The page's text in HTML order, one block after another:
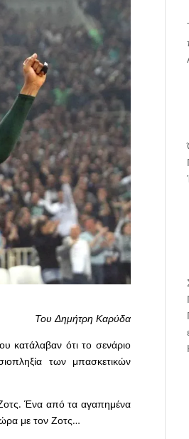
Του Δημήτρη Καρύδα
κατάλαβαν ότι το σενάριο
των μπασκετικών
Ένα από τα αγαπημένα
με τον Ζοτς…